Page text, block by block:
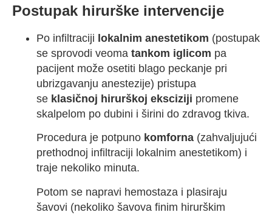
Postupak hirurške intervencije
Po infiltraciji lokalnim anestetikom (postupak
se sprovodi veoma tankom iglicom pa
pacijent može osetiti blago peckanje pri
ubrizgavanju anestezije) pristupa
se klasičnoj hirurškoj eksciziji promene
skalpelom po dubini i širini do zdravog tkiva.
Procedura je potpuno komforna (zahvaljujući
prethodnoj infiltraciji lokalnim anestetikom) i
traje nekoliko minuta.
Potom se napravi hemostaza i plasiraju
šavovi (nekoliko šavova finim hirurškim